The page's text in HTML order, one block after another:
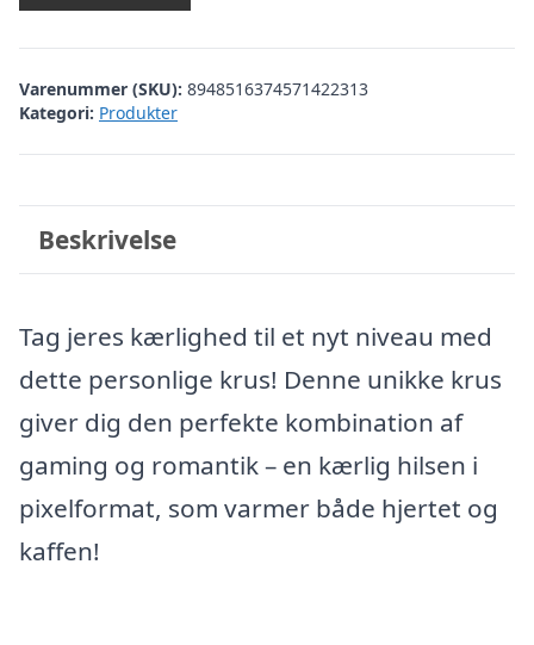
Varenummer (SKU): 8948516374571422313
Kategori: Produkter
Beskrivelse
Tag jeres kærlighed til et nyt niveau med
dette personlige krus! Denne unikke krus
giver dig den perfekte kombination af
gaming og romantik – en kærlig hilsen i
pixelformat, som varmer både hjertet og
kaffen!